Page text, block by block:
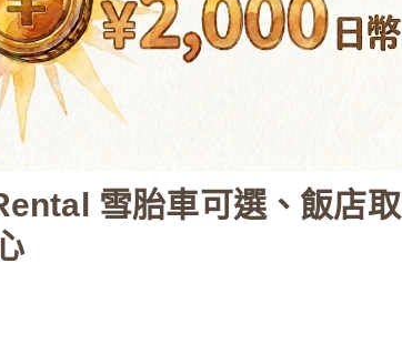
雪胎車可選、飯店取